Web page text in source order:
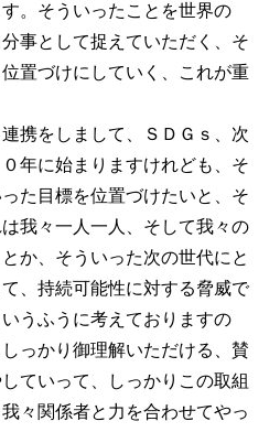
。そういったことを世界の
事として捉えていただく、そ
置づけにしていく、これが重
携をしまして、ＳＤＧｓ、次
年に始まりますけれども、そ
た目標を位置づけたいと、そ
我々一人一人、そして我々の
か、そういった次の世代にと
、持続可能性に対する脅威で
うふうに考えておりますの
っかり御理解いただける、賛
ていって、しっかりこの取組
々関係者と力を合わせてやっ